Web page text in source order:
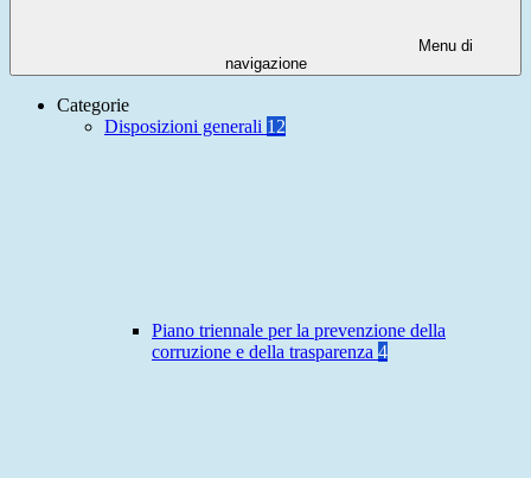
Menu di
navigazione
Categorie
Disposizioni generali 12
Piano triennale per la prevenzione della
corruzione e della trasparenza 4